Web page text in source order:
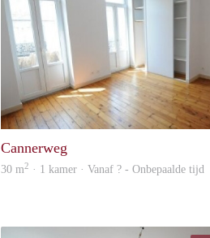
Cannerweg
30 m2 · 1 kamer · Vanaf ? - Onbepaalde tijd